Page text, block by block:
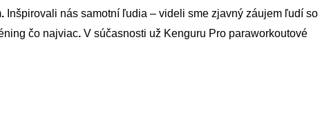
. Inšpirovali nás samotní ľudia – videli sme zjavný záujem ľudí so
čo najviac. V súčasnosti už Kenguru Pro paraworkoutové